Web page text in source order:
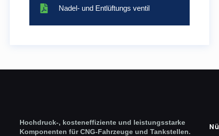
Nadel- und Entlüftungs ventil
Hochdruck-, kosteneffiziente und leistungsstarke
Komponenten für CNG-Fahrzeuge und Tankstellen.